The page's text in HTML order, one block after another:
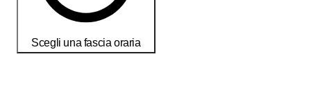
Scegli una fascia oraria